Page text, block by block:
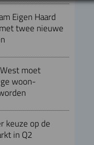
Eigen Haard
twee nieuwe
moet
woon-
keuze op de
in Q2